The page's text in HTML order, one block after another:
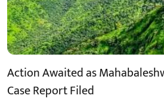
Action Awaited as
Case Report Filed